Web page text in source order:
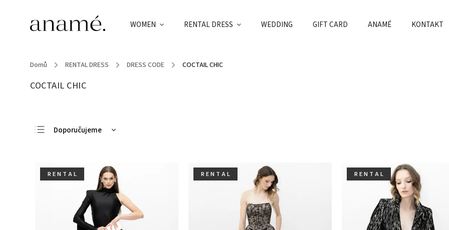
WOMEN RENTAL DRESS WEDDING GIFT CARD ANAMÉ KONTAKT
Domů / RENTAL DRESS / DRESS CODE / COCTAIL CHIC
COCTAIL CHIC
Doporučujeme
Nejprodávanější
Abecedně
R E N T A L R E N T A L R E N T A L